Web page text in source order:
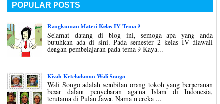
POPULAR POSTS
Rangkuman Materi Kelas IV Tema 9
Selamat datang di blog ini, semoga apa yang anda
butuhkan ada di sini. Pada semester 2 kelas IV diawali
dengan pembelajaran pada tema 9 Kaya...
Kisah Keteladanan Wali Songo
Wali Songo adalah sembilan orang tokoh yang berperanan
besar dalam penyebaran agama Islam di Indonesia,
terutama di Pulau Jawa. Nama mereka ...